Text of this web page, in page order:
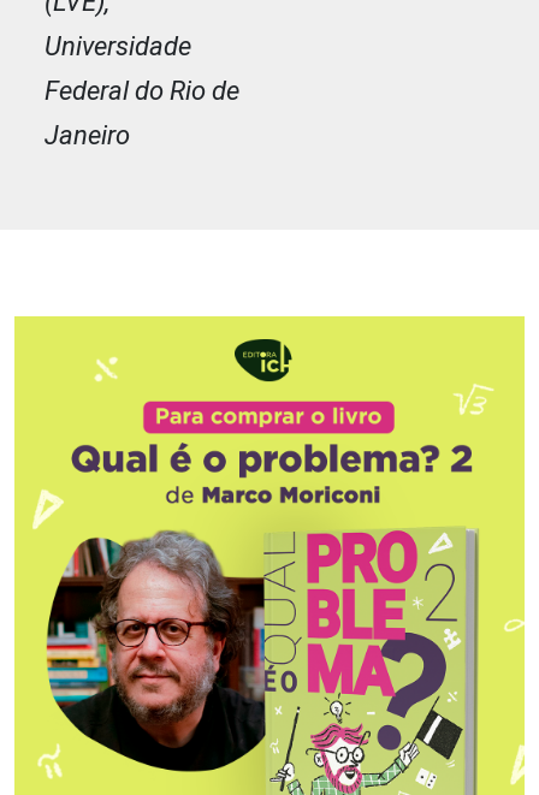
Universidade
Federal do Rio de
Janeiro